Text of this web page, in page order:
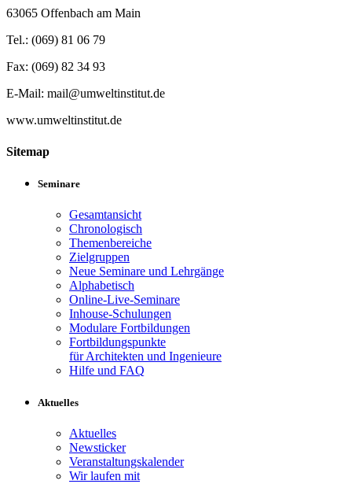
63065 Offenbach am Main
Tel.: (069) 81 06 79
Fax: (069) 82 34 93
E-Mail: mail@umweltinstitut.de
www.umweltinstitut.de
Sitemap
Seminare
Gesamtansicht
Chronologisch
Themenbereiche
Zielgruppen
Neue Seminare und Lehrgänge
Alphabetisch
Online-Live-Seminare
Inhouse-Schulungen
Modulare Fortbildungen
Fortbildungspunkte
für Architekten und Ingenieure
Hilfe und FAQ
Aktuelles
Aktuelles
Newsticker
Veranstaltungskalender
Wir laufen mit